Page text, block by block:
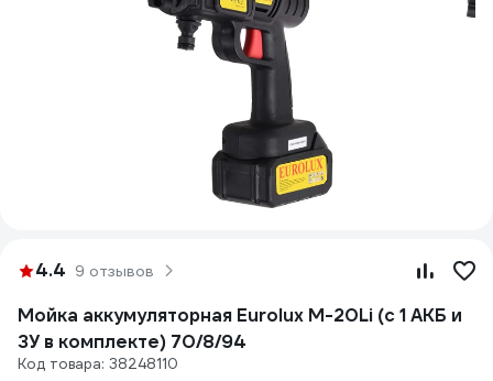
4.4 9 отзывов
Мойка аккумуляторная Eurolux M-20Li (с 1 АКБ и
ЗУ в комплекте) 70/8/94
Код товара: 38248110